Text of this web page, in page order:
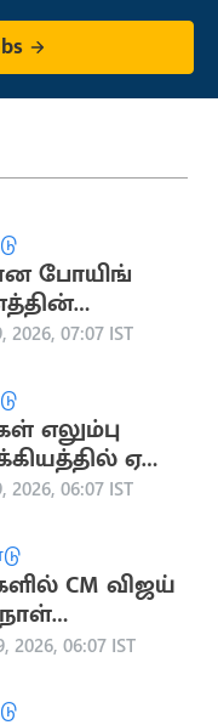
போயிங்
மீட்பு
2026, 07:07 IST
எலும்பு
ஏன்
2026, 06:07 IST
CM விஜய்
அரசு
2026, 06:07 IST